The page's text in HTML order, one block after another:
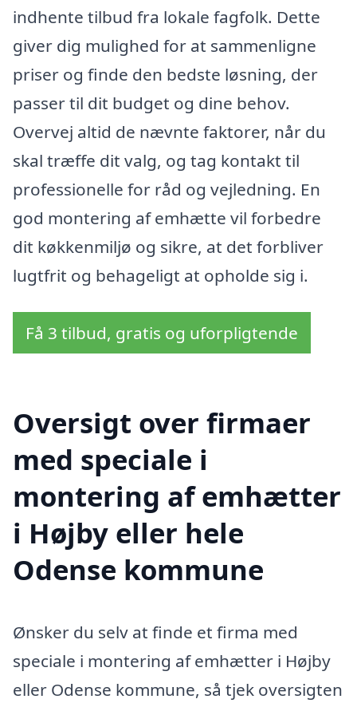
indhente tilbud fra lokale fagfolk. Dette
giver dig mulighed for at sammenligne
priser og finde den bedste løsning, der
passer til dit budget og dine behov.
Overvej altid de nævnte faktorer, når du
skal træffe dit valg, og tag kontakt til
professionelle for råd og vejledning. En
god montering af emhætte vil forbedre
dit køkkenmiljø og sikre, at det forbliver
lugtfrit og behageligt at opholde sig i.
Få 3 tilbud, gratis og uforpligtende
Oversigt over firmaer
med speciale i
montering af emhætter
i Højby eller hele
Odense kommune
Ønsker du selv at finde et firma med
speciale i montering af emhætter i Højby
eller Odense kommune, så tjek oversigten